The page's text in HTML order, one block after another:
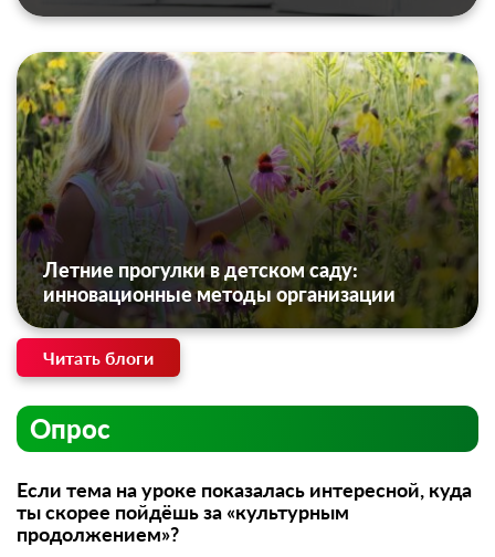
Летние прогулки в детском саду:
инновационные методы организации
Читать блоги
Опрос
Если тема на уроке показалась интересной, куда
ты скорее пойдёшь за «культурным
продолжением»?